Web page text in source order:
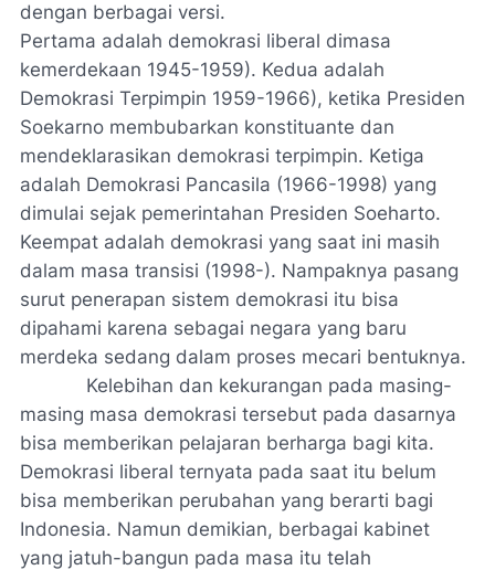
dengan berbagai versi.
Pertama adalah demokrasi liberal dimasa
kemerdekaan 1945-1959). Kedua adalah
Demokrasi Terpimpin 1959-1966), ketika Presiden
Soekarno membubarkan konstituante dan
mendeklarasikan demokrasi terpimpin. Ketiga
adalah Demokrasi Pancasila (1966-1998) yang
dimulai sejak pemerintahan Presiden Soeharto.
Keempat adalah demokrasi yang saat ini masih
dalam masa transisi (1998-). Nampaknya pasang
surut penerapan sistem demokrasi itu bisa
dipahami karena sebagai negara yang baru
merdeka sedang dalam proses mecari bentuknya.
Kelebihan dan kekurangan pada masing-
masing masa demokrasi tersebut pada dasarnya
bisa memberikan pelajaran berharga bagi kita.
Demokrasi liberal ternyata pada saat itu belum
bisa memberikan perubahan yang berarti bagi
Indonesia. Namun demikian, berbagai kabinet
yang jatuh-bangun pada masa itu telah